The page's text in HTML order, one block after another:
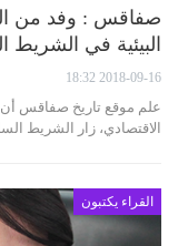
صفاقس : وفد من
البيئية في
2018-09-16 18:32
الاقتصادي، زار الشريط
القراء يكتبون